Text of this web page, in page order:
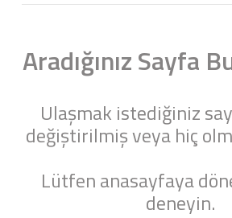
Aradığınız Sayfa
Ulaşmak istediğiniz
değiştirilmiş veya hiç
Lütfen anasayfaya
deneyin.